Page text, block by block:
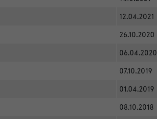
12.04.2021
26.10.2020
06.04.2020
07.10.2019
01.04.2019
08.10.2018